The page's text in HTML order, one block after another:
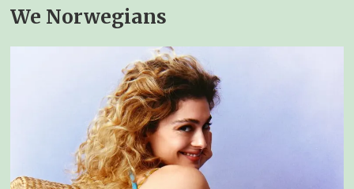
We Norwegians